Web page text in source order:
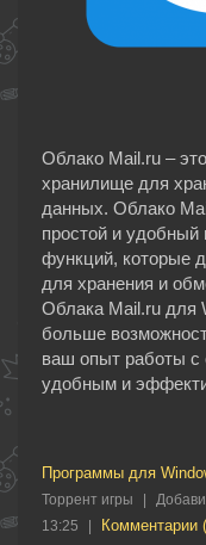
Облако Mail.ru –
хранилище для
данных. Облако
простой и
функций, которые
для хранения и
Облака Mail.ru для
больше
ваш опыт работы
удобным и
Программы для
Торрент игры
13:25
Комментарии